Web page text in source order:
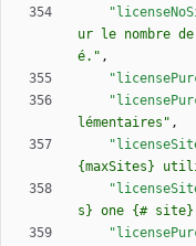
ur le nombre
é." ,
lémentaires" ,
{maxSites}
s} one {# site}